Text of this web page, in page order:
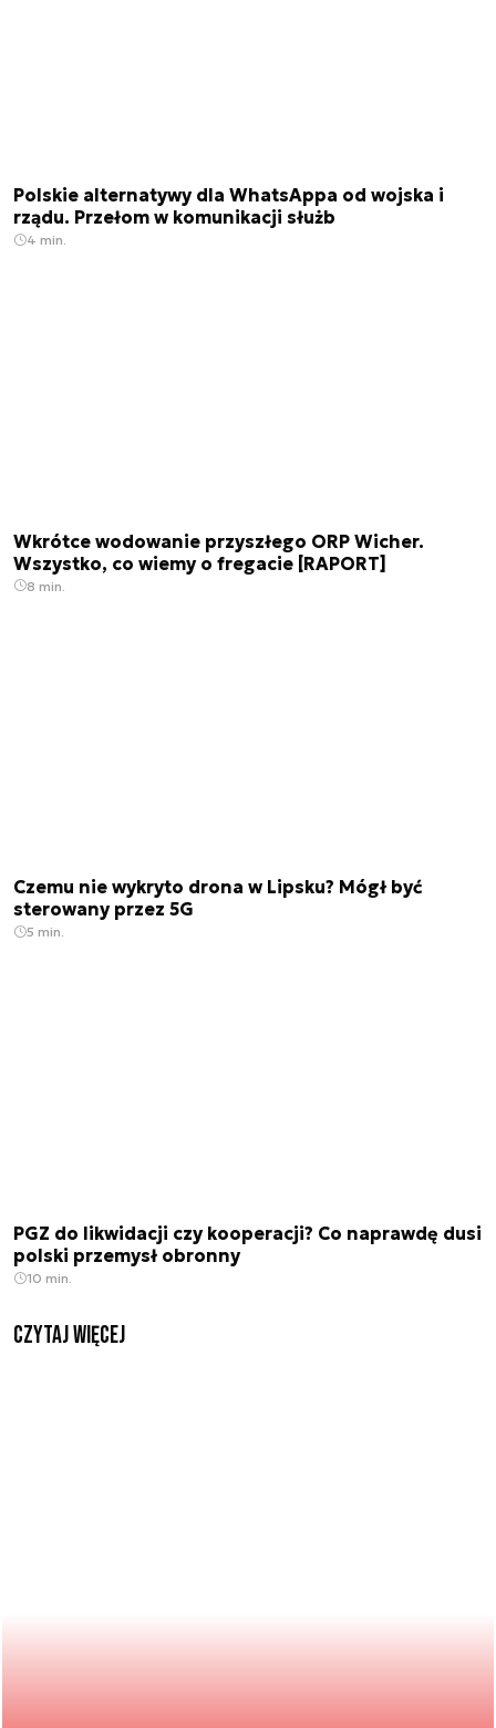
Polskie alternatywy dla WhatsAppa od wojska i
rządu. Przełom w komunikacji służb
4 min.
Wkrótce wodowanie przyszłego ORP Wicher.
Wszystko, co wiemy o fregacie [RAPORT]
8 min.
Czemu nie wykryto drona w Lipsku? Mógł być
sterowany przez 5G
5 min.
PGZ do likwidacji czy kooperacji? Co naprawdę dusi
polski przemysł obronny
10 min.
czytaj więcej